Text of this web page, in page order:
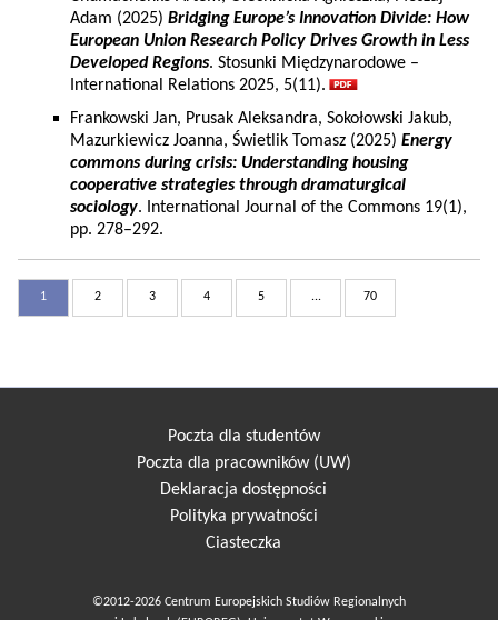
Adam (2025) Bridging Europe’s Innovation Divide: How
European Union Research Policy Drives Growth in Less
Developed Regions. Stosunki Międzynarodowe –
International Relations 2025, 5(11).
Frankowski Jan, Prusak Aleksandra, Sokołowski Jakub,
Mazurkiewicz Joanna, Świetlik Tomasz (2025) Energy
commons during crisis: Understanding housing
cooperative strategies through dramaturgical
sociology. International Journal of the Commons 19(1),
pp. 278–292.
1 2 3 4 5 ... 70
Poczta dla studentów
Poczta dla pracowników (UW)
Deklaracja dostępności
Polityka prywatności
Ciasteczka
©2012-2026 Centrum Europejskich Studiów Regionalnych